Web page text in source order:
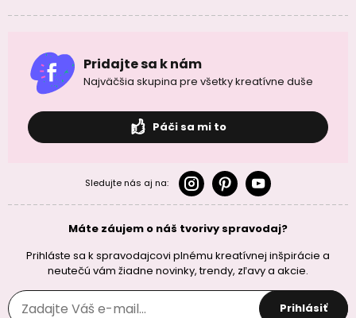
Pridajte sa k nám
Najväčšia skupina pre všetky kreatívne duše
Páči sa mi to
Sledujte nás aj na:
Máte záujem o náš tvorivy spravodaj?
Prihláste sa k spravodajcovi plnému kreatívnej inšpirácie a
neutečú vám žiadne novinky, trendy, zľavy a akcie.
Prihlásiť